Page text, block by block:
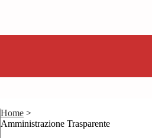
Home >
Amministrazione Trasparente